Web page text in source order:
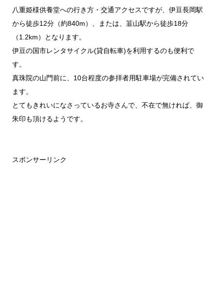
八重姫様供養堂への行き方・交通アクセスですが、伊豆長岡駅
から徒歩12分（約840m）、または、韮山駅から徒歩18分
（1.2km）となります。
伊豆の国市レンタサイクル(貸自転車)を利用するのも便利で
す。
真珠院の山門前に、10台程度の参拝者用駐車場が完備されてい
ます。
とてもきれいになさっているお寺さんで、不在で無ければ、御
朱印も頂けるようです。
スポンサーリンク